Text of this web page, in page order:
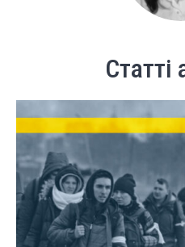
Статті